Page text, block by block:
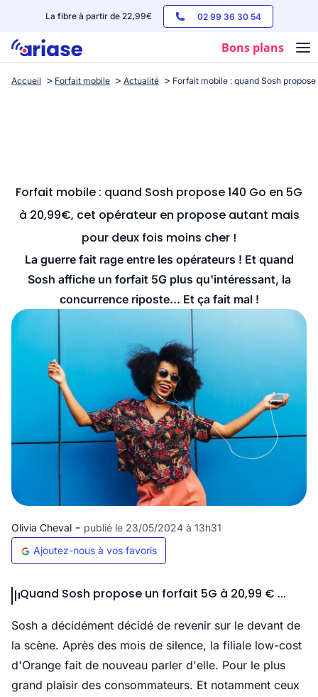
La fibre à partir de 22,99€ 02 99 36 30 54
Bons plans
Box internet
Streaming
Accueil Forfait mobile Actualité Forfait mobile : quand Sosh
Forfait mobile : quand Sosh propose 140 Go en 5G
à 20,99€, cet opérateur en propose autant mais
pour deux fois moins cher !
La guerre fait rage entre les opérateurs ! Et quand
Sosh affiche un forfait 5G plus qu'intéressant, la
concurrence riposte... Et ça fait mal !
Olivia Cheval - publié le 23/05/2024 à 13h31
Ajoutez-nous à vos favoris
Quand Sosh propose un forfait 5G à 20,99 € ...
Sosh a décidément décidé de revenir sur le devant de
la scène. Après des mois de silence, la filiale low-cost
d'Orange fait de nouveau parler d'elle. Pour le plus
grand plaisir des consommateurs. Et notamment ceux